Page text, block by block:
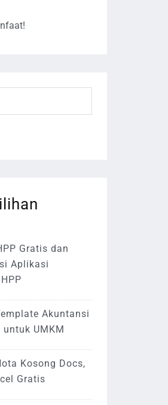
Gratis dan
Aplikasi
Akuntansi
untuk UMKM
Kosong Docs,
Gratis